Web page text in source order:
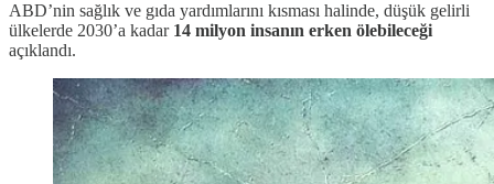
ABD’nin sağlık ve gıda yardımlarını kısması halinde, düşük gelirli
ülkelerde 2030’a kadar 14 milyon insanın erken ölebileceği
açıklandı.